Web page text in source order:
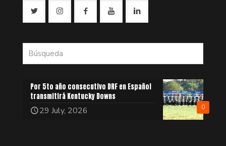
0
Por 5to año consecutivo DRF en Español
transmitirá Kentucky Downs
29 July, 2026